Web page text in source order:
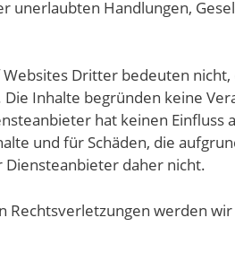
unerlaubten Handlungen,
Dritter bedeuten
Die Inhalte begründen keine
hat keinen
und für Schäden, die
daher nicht.
Rechtsverletzungen werden